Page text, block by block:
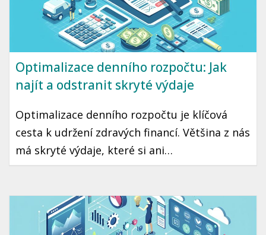
Optimalizace denního rozpočtu: Jak
najít a odstranit skryté výdaje
Optimalizace denního rozpočtu je klíčová
cesta k udržení zdravých financí. Většina z nás
má skryté výdaje, které si ani
neuvědomujeme. Tento článek se zaměřuje
najít a eliminovat.